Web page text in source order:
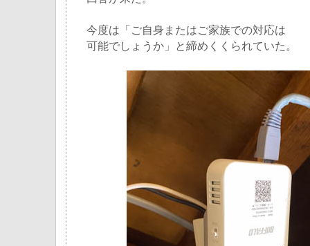
今度は「ご自身またはご家族での対応は
可能でしょうか」と締めくくられていた。